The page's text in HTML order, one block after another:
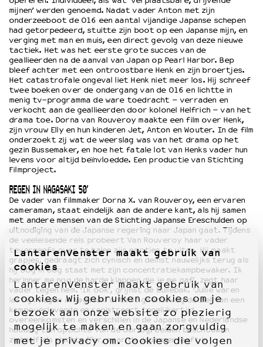
LantarenVenster maakt gebruik van
cookies
LantarenVenster maakt gebruik van
cookies. Wij gebruiken cookies om je
bezoek aan onze website zo plezierig
mogelijk te maken en gaan zorgvuldig
met je privacy om. Cookies die volgen
mijnen’ werden genoemd. Nadat vader Anton met zijn
onderzeeboot de O16 een aantal vijandige Japanse schepen
had getorpedeerd, stuitte zijn boot op een Japanse mijn, en
verging met man en muis, een direct gevolg van deze nieuwe
tactiek. Het was het eerste grote succes van de
geallieerden na de aanval van Japan op Pearl Harbor. Bep
bleef achter met een ontroostbare Henk en zijn broertjes.
Het catastrofale ongeval liet Henk niet meer los. Hij schreef
twee boeken over de ondergang van de O16 en lichtte in
menig tv-programma de ware toedracht – verraden en
verkocht aan de geallieerden door kolonel Helfrich – van het
drama toe. Dorna van Rouveroy maakte een film over Henk,
zijn vrouw Elly en hun kinderen Jet, Anton en Wouter. In de film
onderzoekt zij wat de weerslag was van het drama op het
gezin Bussemaker, en hoe het fatale lot van Henks vader hun
levens voor altijd beïnvloedde. Een productie van Stichting
Filmproject.
REGEN IN NAGASAKI 50′
De vader van filmmaker Dorna X. van Rouveroy, een ervaren
cameraman, staat eindelijk aan de andere kant, als hij samen
met andere mensen van de Stichting Japanse Ereschulden op
uitnodiging van de Japanse regering naar Japan gaat. Tijdens
de veeleisende reis probeert Van Rouveroy haar vader
tevergeefs over te halen zijn emoties te uiten. Hij maakt
grapjes, gedraagt zich cynisch en deinst nauwelijks terug als
hij oog in oog staat met zijn concentratiekampbewaker. Ik
herinner me nog de harde klappen die je me gaf’, zegt haar
vader tegen hem. ‘Ik ook’, grijnst de bullebak. ‘Jullie waren
lastig’.Regen in Nagasakionthult gaandeweg de ziel van een
kampoverlevende en registreert tegelijkertijd
overeenkomsten en verschillen in de Japanse en Nederlandse
houding ten opzichte van de oorlog: beiden beschouwen
zichzelf als slachtoffer, maar de Japanner leeft in